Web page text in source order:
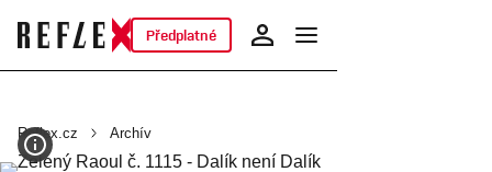
Předplatné
Reflex.cz Archív